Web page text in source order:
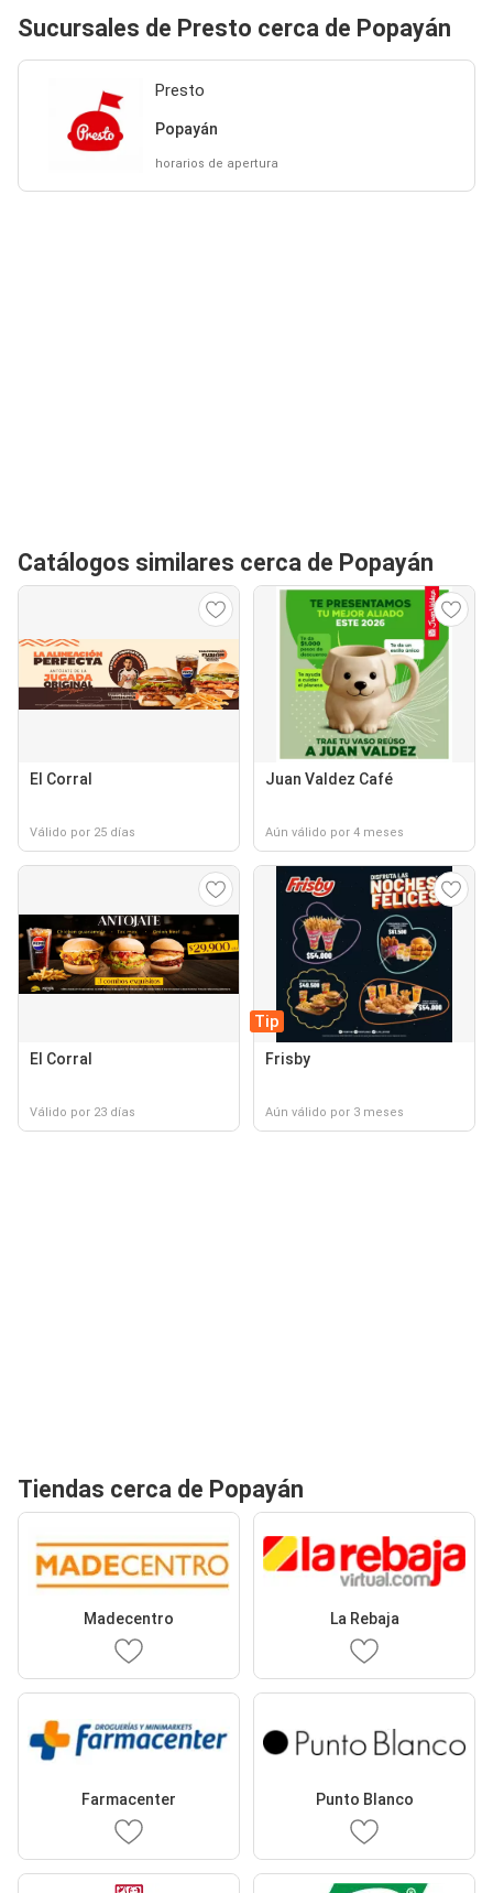
Sucursales de Presto cerca de Popayán
Presto
Popayán
horarios de apertura
Catálogos similares cerca de Popayán
El Corral
Válido por 25 días
Juan Valdez Café
Aún válido por 4 meses
El Corral
Válido por 23 días
Tip
Frisby
Aún válido por 3 meses
Tiendas cerca de Popayán
Madecentro La Rebaja
Farmacenter Punto Blanco